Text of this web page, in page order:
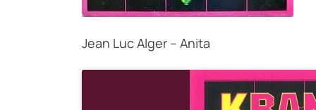
Jean Luc Alger – Anita